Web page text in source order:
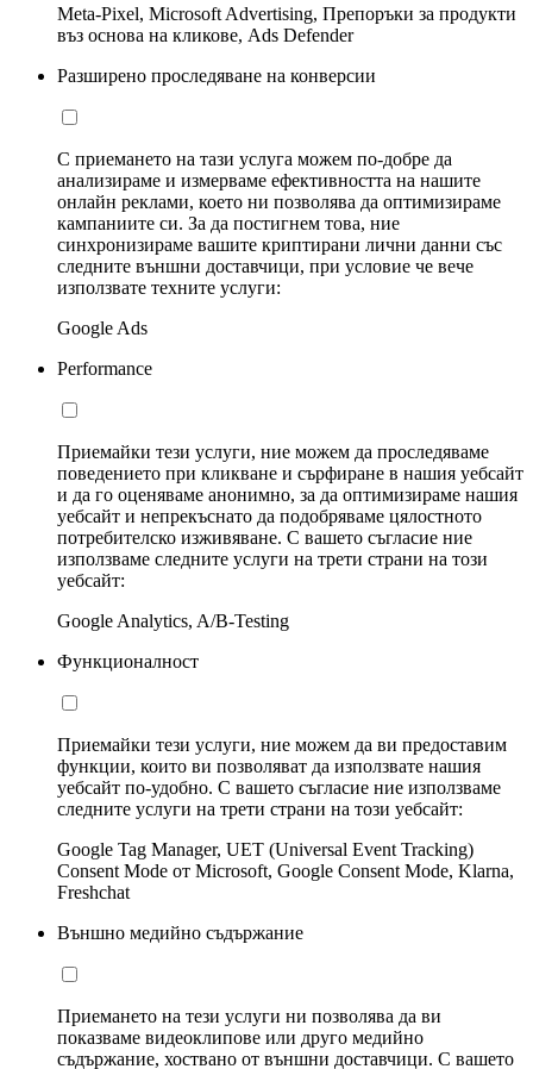
Meta-Pixel, Microsoft Advertising, Препоръки за продукти
въз основа на кликове, Ads Defender
Разширено проследяване на конверсии
С приемането на тази услуга можем по-добре да
анализираме и измерваме ефективността на нашите
онлайн реклами, което ни позволява да оптимизираме
кампаниите си. За да постигнем това, ние
синхронизираме вашите криптирани лични данни със
следните външни доставчици, при условие че вече
използвате техните услуги:
Google Ads
Performance
Приемайки тези услуги, ние можем да проследяваме
поведението при кликване и сърфиране в нашия уебсайт
и да го оценяваме анонимно, за да оптимизираме нашия
уебсайт и непрекъснато да подобряваме цялостното
потребителско изживяване. С вашето съгласие ние
използваме следните услуги на трети страни на този
уебсайт:
Google Analytics, A/B-Testing
Функционалност
Приемайки тези услуги, ние можем да ви предоставим
функции, които ви позволяват да използвате нашия
уебсайт по-удобно. С вашето съгласие ние използваме
следните услуги на трети страни на този уебсайт:
Google Tag Manager, UET (Universal Event Tracking)
Consent Mode от Microsoft, Google Consent Mode, Klarna,
Freshchat
Външно медийно съдържание
Приемането на тези услуги ни позволява да ви
показваме видеоклипове или друго медийно
съдържание, хоствано от външни доставчици. С вашето